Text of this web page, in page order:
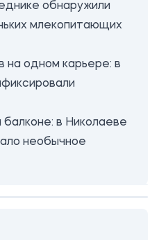
обнаружили
млекопитающих
на одном карьере: в
в Николаеве
необычное